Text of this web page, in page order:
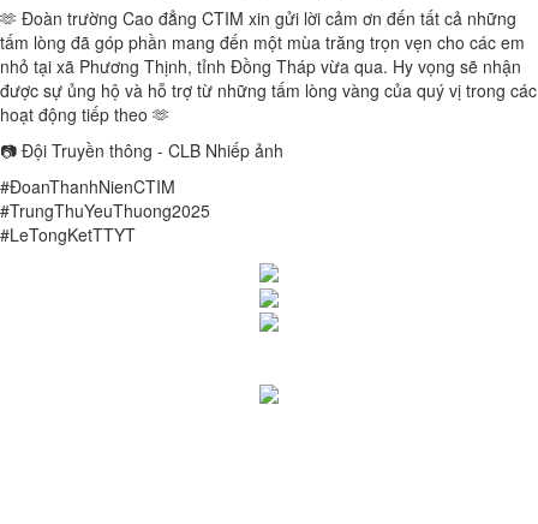
🫶 Đoàn trường Cao đẳng CTIM xin gửi lời cảm ơn đến tất cả những
tấm lòng đã góp phần mang đến một mùa trăng trọn vẹn cho các em
nhỏ tại xã Phương Thịnh, tỉnh Đồng Tháp vừa qua. Hy vọng sẽ nhận
được sự ủng hộ và hỗ trợ từ những tấm lòng vàng của quý vị trong các
hoạt động tiếp theo 🫶
📷 Đội Truyền thông - CLB Nhiếp ảnh
#ĐoanThanhNienCTIM
#TrungThuYeuThuong2025
#LeTongKetTTYT